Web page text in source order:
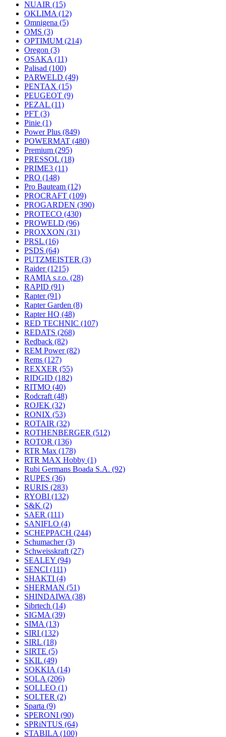
NUAIR (15)
OKLIMA (12)
Omnigena (5)
OMS (3)
OPTIMUM (214)
Oregon (3)
OSAKA (11)
Palisad (100)
PARWELD (49)
PENTAX (15)
PEUGEOT (9)
PEZAL (11)
PFT (3)
Pinie (1)
Power Plus (849)
POWERMAT (480)
Premium (295)
PRESSOL (18)
PRIME3 (11)
PRO (148)
Pro Bauteam (12)
PROCRAFT (109)
PROGARDEN (390)
PROTECO (430)
PROWELD (96)
PROXXON (31)
PRSL (16)
PSDS (64)
PUTZMEISTER (3)
Raider(1215)
RAMIA s.r.o. (28)
RAPID (91)
Rapter(91)
Rapter Garden (8)
Rapter HQ (48)
RED TECHNIC (107)
REDATS (268)
Redback (82)
REM Power(82)
Rems (127)
REXXER (55)
RIDGID (182)
RITMO (40)
Rodcraft (48)
ROJEK (32)
RONIX (53)
ROTAIR (32)
ROTHENBERGER (512)
ROTOR (136)
RTR Max (178)
RTR MAX Hobby (1)
Rubi Germans Boada S.A. (92)
RUPES (36)
RURIS (283)
RYOBI (132)
S&K (2)
SAER (111)
SANIFLO (4)
SCHEPPACH (244)
Schumacher(3)
Schweisskraft (27)
SEALEY (94)
SENCI (111)
SHAKTI (4)
SHERMAN (51)
SHINDAIWA (38)
Sibrtech (14)
SIGMA (39)
SIMA (13)
SIRI (132)
SIRL (18)
SIRTE (5)
SKIL (49)
SOKKIA (14)
SOLA (206)
SOLLEO (1)
SOLTER (2)
Sparta (9)
SPERONI (90)
SPRiNTUS (64)
STABILA (100)